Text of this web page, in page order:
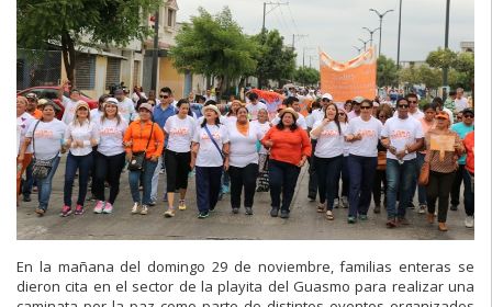
En la mañana del domingo 29 de noviembre, familias enteras se
dieron cita en el sector de la playita del Guasmo para realizar una